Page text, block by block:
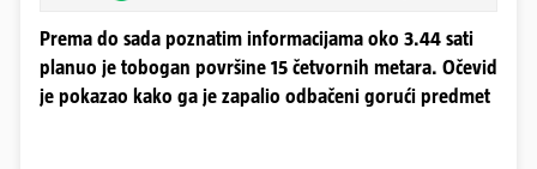
Prema do sada poznatim informacijama oko 3.44 sati
planuo je tobogan površine 15 četvornih metara. Očevid
je pokazao kako ga je zapalio odbačeni gorući predmet